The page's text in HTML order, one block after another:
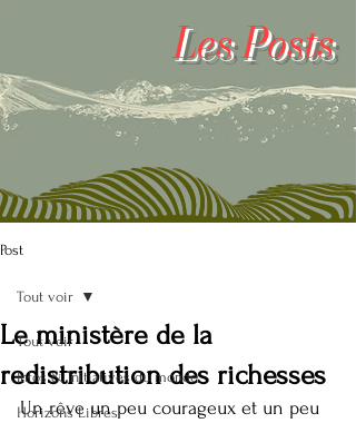
LesPosts
Post
Tout voir
Infos & Initiatives du monde
Horizons Libres
Tout voir
Le ministère de la
redistribution des richesses
Un rêve un peu courageux et un peu